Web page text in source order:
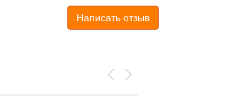
Написать отзыв